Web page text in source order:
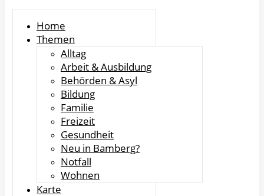
Home
Themen
Alltag
Arbeit & Ausbildung
Behörden & Asyl
Bildung
Familie
Freizeit
Gesundheit
Neu in Bamberg?
Notfall
Wohnen
Karte